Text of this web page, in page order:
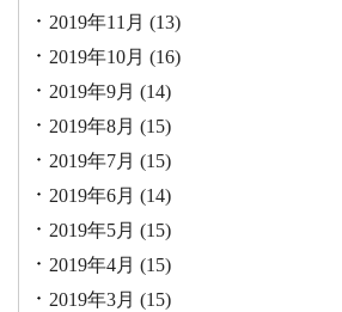
2019年11月 (13)
2019年10月 (16)
2019年9月 (14)
2019年8月 (15)
2019年7月 (15)
2019年6月 (14)
2019年5月 (15)
2019年4月 (15)
2019年3月 (15)